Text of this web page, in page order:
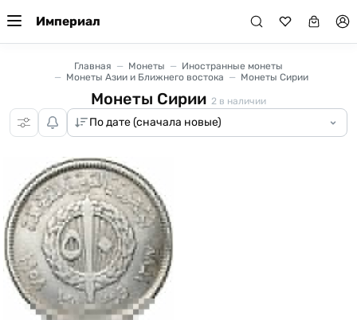
Империал
Главная Монеты
Иностранные монеты
Монеты Азии и Ближнего востока
Монеты Сирии
Монеты Сирии 2 в наличии